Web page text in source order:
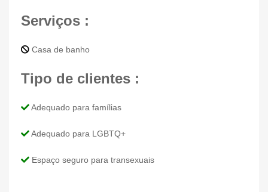
Serviços :
Casa de banho
Tipo de clientes :
Adequado para famílias
Adequado para LGBTQ+
Espaço seguro para transexuais